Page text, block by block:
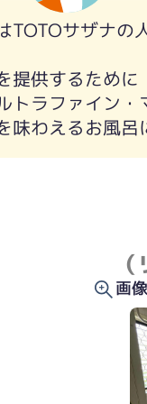
TOTOサザナの
提供するために
ラファイン・
わえるお風呂
画